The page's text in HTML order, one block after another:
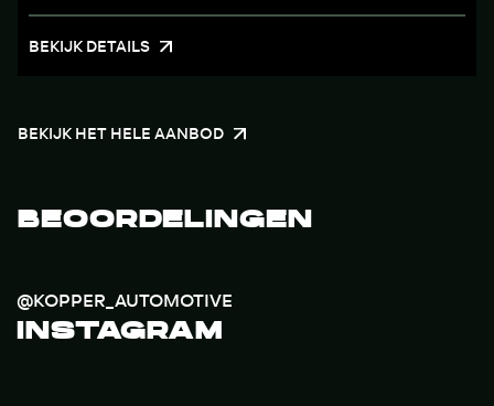
BEKIJK DETAILS
BEKIJK HET HELE AANBOD
BEOORDELINGEN
@KOPPER_AUTOMOTIVE
INSTAGRAM